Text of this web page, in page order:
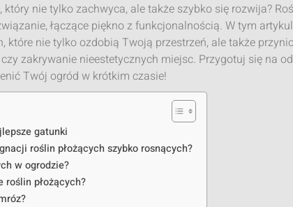
który nie tylko zachwyca, ale także szybko się rozwija?
łączące piękno z funkcjonalnością. W tym
które nie tylko ozdobią Twoją przestrzeń, ale także
zakrywanie nieestetycznych miejsc. Przygotuj się na
Twój ogród w krótkim czasie!
gatunki
roślin płożących szybko rosnących?
w ogrodzie?
roślin płożących?